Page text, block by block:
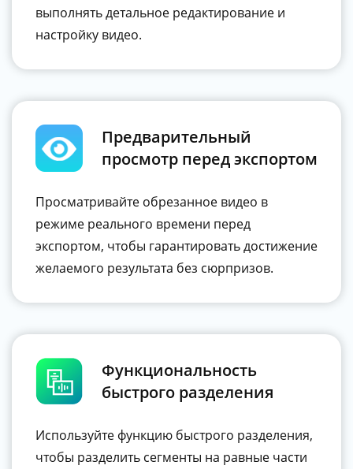
выполнять детальное редактирование и
настройку видео.
Предварительный
просмотр перед экспортом
Просматривайте обрезанное видео в
режиме реального времени перед
экспортом, чтобы гарантировать достижение
желаемого результата без сюрпризов.
Функциональность
быстрого разделения
Используйте функцию быстрого разделения,
чтобы разделить сегменты на равные части